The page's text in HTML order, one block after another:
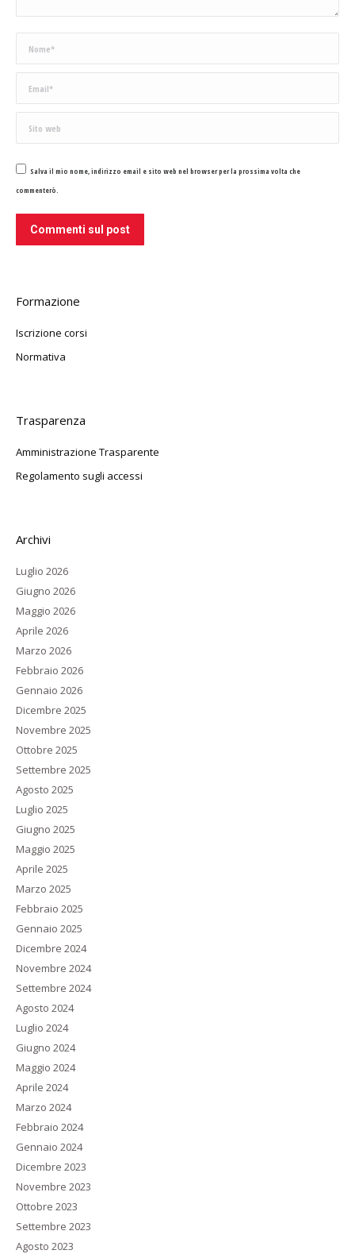
Nome *
Email *
Sito web
Salva il mio nome, indirizzo email e sito web nel browser per la prossima volta che
commenterò.
Commenti sul post
Formazione
Iscrizione corsi
Normativa
Trasparenza
Amministrazione Trasparente
Regolamento sugli accessi
Archivi
Luglio 2026
Giugno 2026
Maggio 2026
Aprile 2026
Marzo 2026
Febbraio 2026
Gennaio 2026
Dicembre 2025
Novembre 2025
Ottobre 2025
Settembre 2025
Agosto 2025
Luglio 2025
Giugno 2025
Maggio 2025
Aprile 2025
Marzo 2025
Febbraio 2025
Gennaio 2025
Dicembre 2024
Novembre 2024
Settembre 2024
Agosto 2024
Luglio 2024
Giugno 2024
Maggio 2024
Aprile 2024
Marzo 2024
Febbraio 2024
Gennaio 2024
Dicembre 2023
Novembre 2023
Ottobre 2023
Settembre 2023
Agosto 2023